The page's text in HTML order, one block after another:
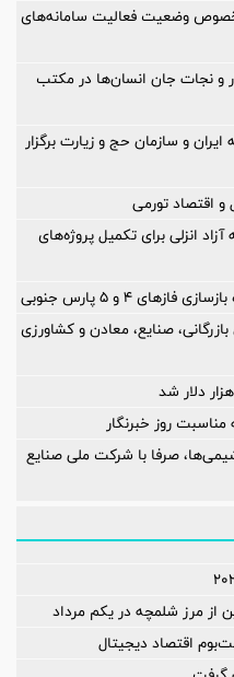
وضعیت فعالیت سامانه‌های
و نجات جان انسان‌ها در مکتب
و سازمان حج و زیارت برگزار
و اقتصاد تورمی
انزلی برای تكمیل پروژه‌های
۴ و ۵ پارس جنوبی
صنایع، معادن و کشاورزی
روز خبرنگار
صرفا با شرکت ملی صنایع
اقتصاد دیجیتال